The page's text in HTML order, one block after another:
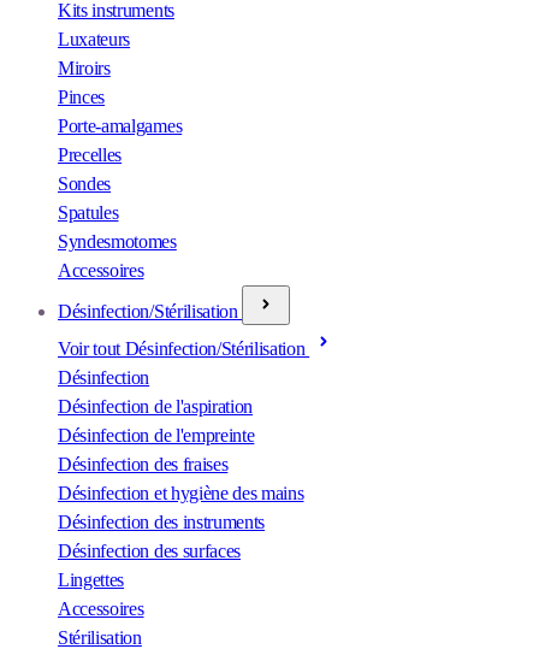
Kits instruments
Luxateurs
Miroirs
Pinces
Porte-amalgames
Precelles
Sondes
Spatules
Syndesmotomes
Accessoires
Désinfection/Stérilisation
Voir tout Désinfection/Stérilisation
Désinfection
Désinfection de l'aspiration
Désinfection de l'empreinte
Désinfection des fraises
Désinfection et hygiène des mains
Désinfection des instruments
Désinfection des surfaces
Lingettes
Accessoires
Stérilisation